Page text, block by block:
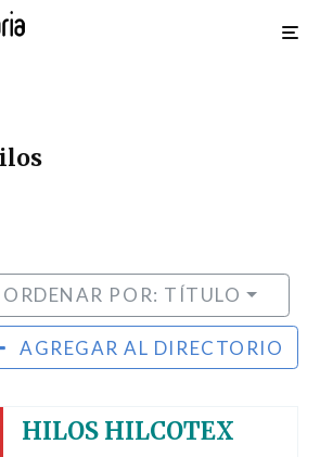
ORDENAR POR: TÍTULO
AGREGAR AL DIRECTORIO
HILOS HILCOTEX